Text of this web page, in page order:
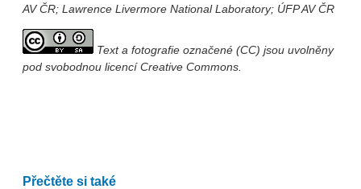
AV ČR; Lawrence Livermore National Laboratory; ÚFP AV ČR
Text a fotografie označené (CC) jsou uvolněny
pod svobodnou licencí Creative Commons.
Přečtěte si také